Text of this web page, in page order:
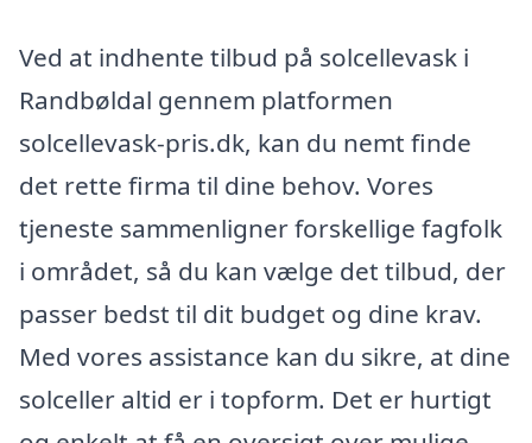
Ved at indhente tilbud på solcellevask i
Randbøldal gennem platformen
solcellevask-pris.dk, kan du nemt finde
det rette firma til dine behov. Vores
tjeneste sammenligner forskellige fagfolk
i området, så du kan vælge det tilbud, der
passer bedst til dit budget og dine krav.
Med vores assistance kan du sikre, at dine
solceller altid er i topform. Det er hurtigt